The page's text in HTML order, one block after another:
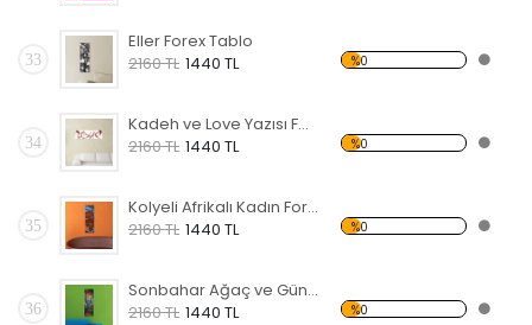
33
Eller Forex Tablo
2160 TL 1440 TL %0
34
Kadeh ve Love Yazısı Forex Tablo
2160 TL 1440 TL %0
35
Kolyeli Afrikalı Kadın Forex Tablo
2160 TL 1440 TL %0
36
Sonbahar Ağaç ve Güneş Forex Tablo
2160 TL 1440 TL %0